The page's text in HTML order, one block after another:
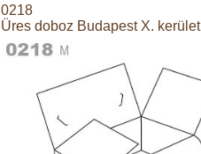
0218
Üres doboz Budapest X. kerület